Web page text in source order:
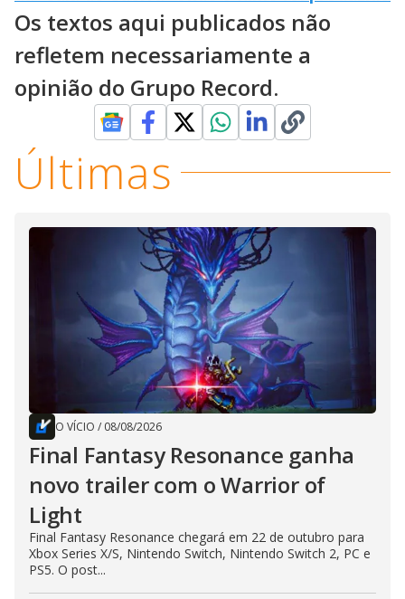
Os textos aqui publicados não
refletem necessariamente a
opinião do Grupo Record.
Últimas
O VÍCIO / 08/08/2026
Final Fantasy Resonance ganha
novo trailer com o Warrior of
Light
Final Fantasy Resonance chegará em 22 de outubro para
Xbox Series X/S, Nintendo Switch, Nintendo Switch 2, PC e
PS5. O post...